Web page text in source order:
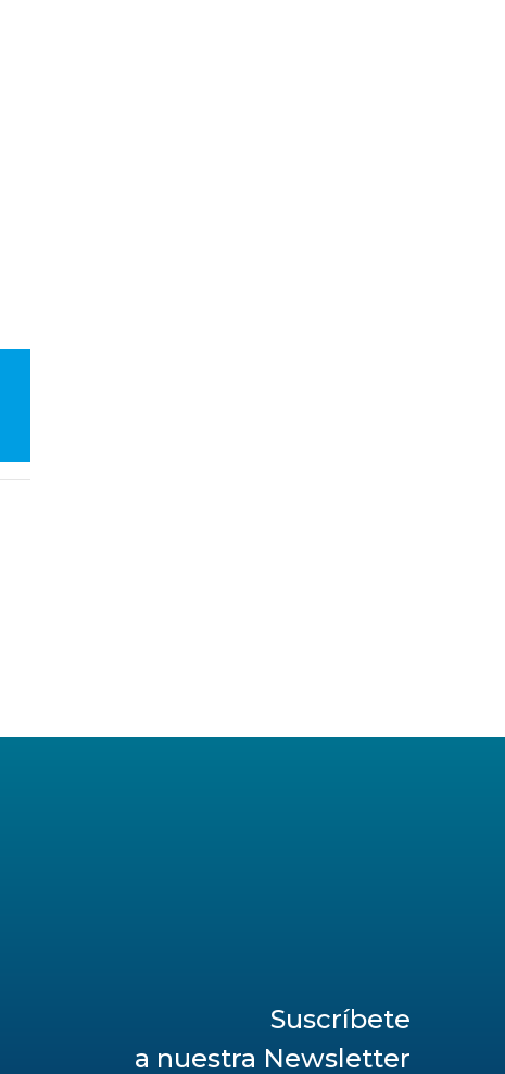
Suscríbete
a nuestra Newsletter